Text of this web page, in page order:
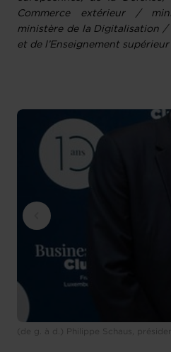
Commerce extérieur /
ministère de la Digitalisation /
et de l’Enseignement supérieur
(de g. à d.) Philippe Schaus,